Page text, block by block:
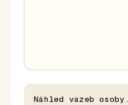
Náhled vazeb osoby.